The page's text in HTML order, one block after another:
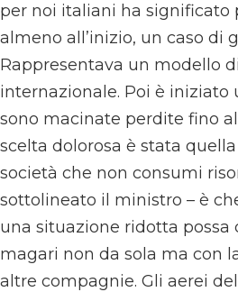
per noi italiani ha significato
almeno all’inizio, un caso di
Rappresentava un modello
internazionale. Poi è iniziato
sono macinate perdite fino al
scelta dolorosa è stata
società che non consumi
sottolineato il ministro – è
una situazione ridotta possa
magari non da sola ma con
altre compagnie. Gli aerei